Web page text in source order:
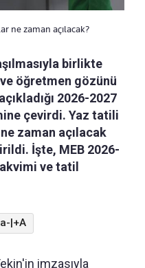
ne zaman açılacak?
birlikte
öğretmen gözünü
2026-2027
çevirdi. Yaz tatili
zaman açılacak
İşte, MEB 2026-
ve tatil
a- +A
imzasıyla